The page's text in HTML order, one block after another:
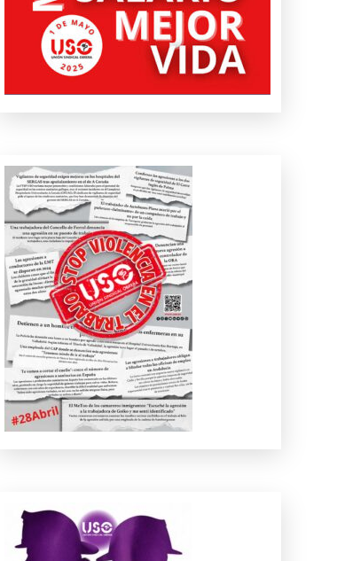
SALUD LABORAL
Procedimiento práctico ante
roja por calor